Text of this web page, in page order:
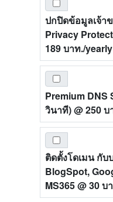
ปกปิดข้อมูลเจ้า
Privacy
189 บาท./yearly
Premium DNS
วินาที)@ 250
ติดตั้งโดเมน กับ
BlogSpot,
MS365@ 30 บ